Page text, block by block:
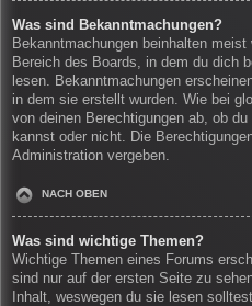
Was sind Bekanntmachungen?
Bekanntmachungen beinhalten
Bereich des Boards, in dem du dich
lesen. Bekanntmachungen
in dem sie erstellt wurden. Wie bei
von deinen Berechtigungen ab, ob
kannst oder nicht. Die
Administration vergeben.
NACH OBEN
Was sind wichtige Themen?
Wichtige Themen eines Forums
sind nur auf der ersten Seite zu
Inhalt, weswegen du sie lesen